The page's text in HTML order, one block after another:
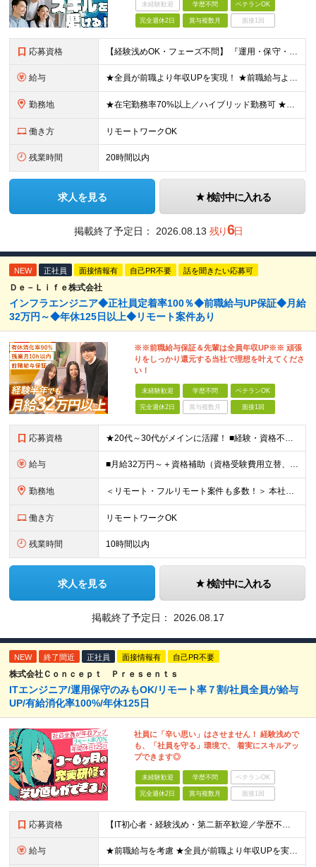
未経験歓迎 学歴不問 ベテランOK
完全週休2日 賞与複数月 面接1回
応募資格 【経験浅めOK・フェーズ不問】 『運用・保守・監視の経験しかないが、設計構築へキャリアチェンジしたい！』 『将来が見えないので、マルチなスキルを身につけたい！』 などなど、今のフェーズに悩む『意欲が
給与 ★全員が前職より年収UPを実現！ ★前職給与より120％アップ実績あり ★前職給与を最大限に考慮 ★入社4年目で年収800万円の社員も在籍！ 年俸336万円～880万円（1/12を毎月支給）＋インセ
勤務地 ★在宅勤務率70%以上／ハイブリッド勤務可 ★転勤なし 本社または一都三県のプロジェクト先（東陽町、浜松町などメインは東京23区内）にて勤務いただきます！ 【本社】 東京都荒川区西日暮里5-10-
働き方 リモートワークOK
残業時間 20時間以内
求人を見る 検討中に入れる
掲載終了予定日： 2026.08.13 残り6日
NEW 正社員 面接情報有 自己PR不要 話を聞きたい応募可
Ｄｅ－Ｌｉｆｅ株式会社
インフラエンジニア◆正社員定着率100％◆前職給与UP保証◆月給
32万円～◆年休125日以上◆リモート案件あり
※※前職給与保証＆先輩は全員年収UP※※ 頑張
りをしっかり還元する当社で理想を叶えてくださ
い！
未経験歓迎 学歴不問 ベテランOK
完全週休2日 賞与複数月 面接1回
応募資格 ★20代～30代がメインに活躍！ ■経験・資格不問 ■学歴不問 ━━━━━……‥ 当社では何よりもコミュニケーション力を 重視した採用を行っています！
給与 ■月給32万円～＋資格補助（資格受験費用立替、書籍代立替）＋リファラル手当（経験者10万円/未経験者6万円） ※給与は経験・スキルに応じて決定します ※上記給与額には固定残業代（20時間分/39,68
勤務地 ＜リモート・フルリモート案件も多数！＞ 本社または都内のクライアント先での勤務となります。 ■本社/東京都千代田区神田司町2-10-4 NOVEL WORK Kanda 3階 (変更の範囲)上記を除
働き方 リモートワークOK
残業時間 10時間以内
求人を見る 検討中に入れる
掲載終了予定日： 2026.08.17
NEW 終了間近 正社員 面接情報有 自己PR不要
株式会社Ｃｏｎｃｅｐｔ Ｐｒｅｓｅｎｔｓ
ITエンジニア/運用保守のみもOK/リモート率７割/社員全員が給与
UP/有給消化率100%/年休125日
社員に「辛い思い」はさせません！ 経験浅めで
も、「社員を守る」環境で、 着実にスキルアッ
プできます◎
未経験歓迎 学歴不問 ベテランOK
完全週休2日 賞与複数月 面接1回
応募資格 【IT初心者・経験浅め・第二新卒歓迎／学歴不問】 「IT業界に興味がある」「手に職をつけたい」という意欲を重視したポテンシャル採用です！ ★こんな方を歓迎します ・新しいことを学ぶのが好きな方 ・チ
給与 ★前職給与を考慮 ★全員が前職より年収UPを実現！ ★入社後3年程度で年収50万～100万円UP可 年俸288万円～800万円（1/12を毎月支給）＋インセンティブ＋各種手当 ※経験・スキルを考慮